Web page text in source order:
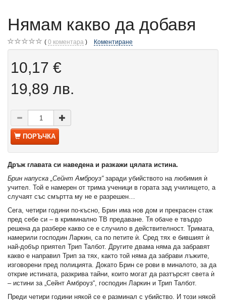
Нямам какво да добавя
0 коментара Коментиране
10,17 €
19,89 лв.
ПОРЪЧКА
Дръж главата си наведена и разкажи цялата истина.
Брин напуска „Сейнт Амброуз“заради убийството на любимия ѝ
учител. Той е намерен от трима ученици в гората зад училището, а
случаят със смъртта му не е разрешен…
Сега, четири години по-късно, Брин има нов дом и прекрасен стаж
пред себе си – в криминално ТВ предаване. Тя обаче е твърдо
решена да разбере какво се е случило в действителност. Тримата,
намерили господин Ларкин, са по петите ѝ. Сред тях е бившият ѝ
най-добър приятел Трип Талбот. Другите двама няма да забравят
какво е направил Трип за тях, както той няма да забрави лъжите,
изговорени пред полицията. Докато Брин се рови в миналото, за да
открие истината, разкрива тайни, които могат да разтърсят света ѝ
– истини за „Сейнт Амброуз“, господин Ларкин и Трип Талбот.
Преди четири години някой се е разминал с убийство. И този някой